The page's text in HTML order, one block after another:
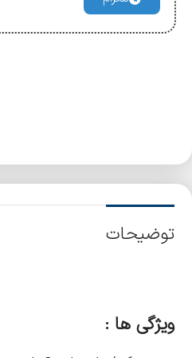
توضیحات
ویژگی ها :